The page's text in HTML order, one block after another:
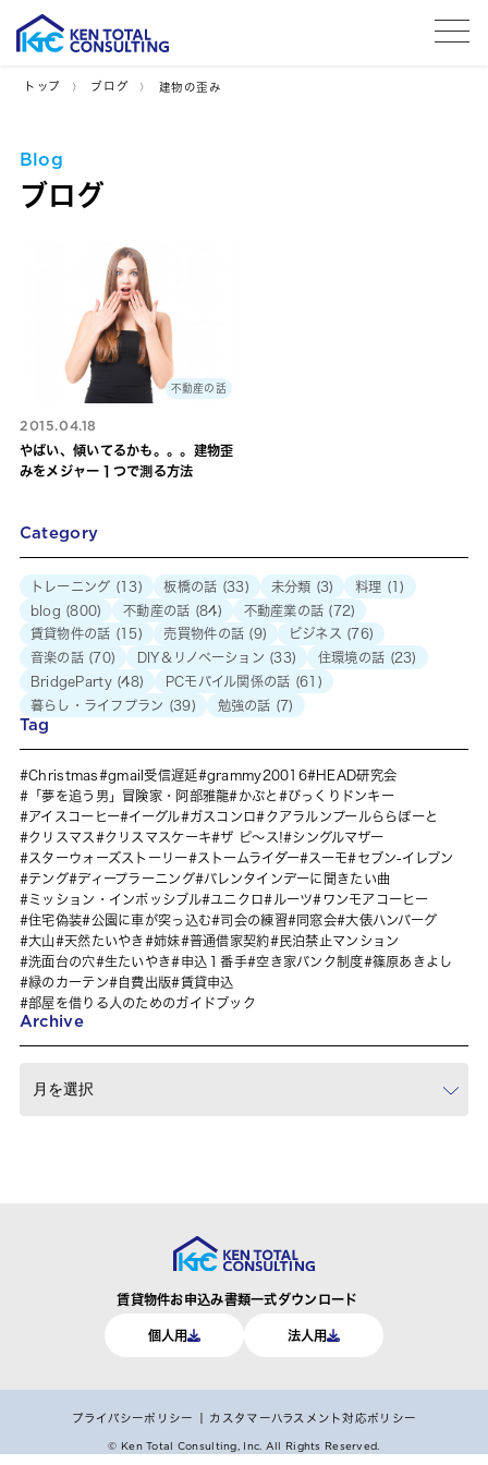
トップ ブログ 建物の歪み
Blog
ブログ
不動産の話
2015.04.18
やばい、傾いてるかも。。。建物歪
みをメジャー１つで測る方法
Category
トレーニング (13) 板橋の話 (33) 未分類 (3) 料理 (1)
blog (800) 不動産の話 (84) 不動産業の話 (72)
賃貸物件の話 (15) 売買物件の話 (9) ビジネス (76)
音楽の話(70) DIY＆リノベーション (33) 住環境の話 (23)
BridgeParty(48) PCモバイル関係の話 (61)
暮らし・ライフプラン (39) 勉強の話 (7)
Tag
Christmas gmail受信遅延 grammy20016
HEAD研究会
「夢を追う男」冒険家・阿部雅龍
かぶと
びっくりドンキー
アイスコーヒー
イーグル ガスコンロ
クアラルンプールららぽーと
クリスマス
クリスマスケーキ ザ ピ〜ス!
シングルマザー
スターウォーズストーリー
ストームライダー スーモ
セブン-イレブン
テング
ディープラーニング
バレンタインデーに聞きたい曲
ミッション・インポッシブル
ユニクロ ルーツ
ワンモアコーヒー
住宅偽装
公園に車が突っ込む 司会の練習 同窓会
大俵ハンバーグ
大山
天然たいやき 姉妹 普通借家契約
民泊禁止マンション
洗面台の穴
生たいやき 申込１番手 空き家バンク制度
篠原あきよし
緑のカーテン
自費出版
賃貸申込
部屋を借りる人のためのガイドブック
Archive
賃貸物件お申込み書類一式ダウンロード
個人用 法人用
プライバシーポリシー カスタマーハラスメント対応ポリシー
© Ken Total Consulting, Inc. All Rights Reserved.